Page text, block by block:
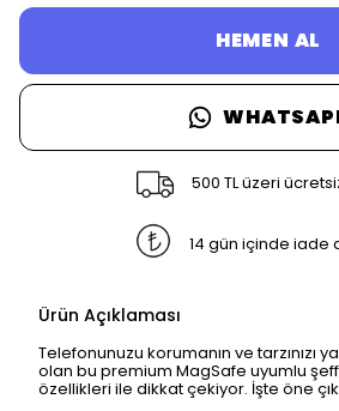
HEMEN AL
500 TL üzeri
14 gün içinde iade
Ürün Açıklaması
Telefonunuzu korumanın ve tarzınızı
olan bu premium MagSafe uyumlu
özellikleri ile dikkat çekiyor. İşte öne